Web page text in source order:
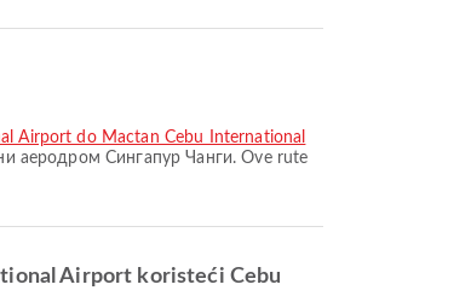
Airport do Mactan Cebu International
аеродром Сингапур Чанги. Ove rute
Airport koristeći Cebu